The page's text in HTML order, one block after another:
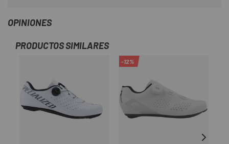
OPINIONES
PRODUCTOS SIMILARES
-12%